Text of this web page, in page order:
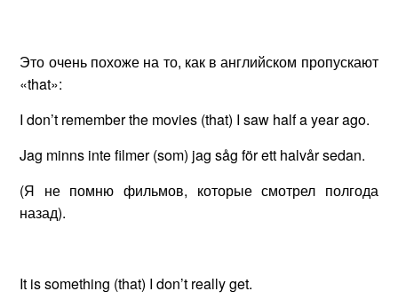
Это очень похоже на то, как в английском пропускают
«that»:
I don’t remember the movies (that) I saw half a year ago.
Jag minns inte filmer (som) jag såg för ett halvår sedan.
(Я не помню фильмов, которые смотрел полгода
назад).
It is something (that) I don’t really get.